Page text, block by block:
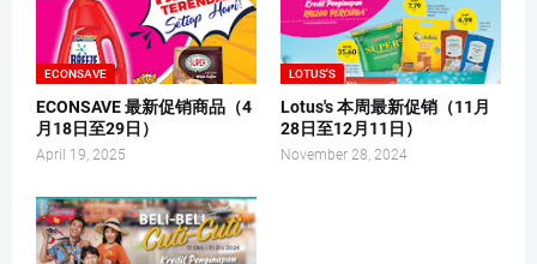
ECONSAVE
ECONSAVE 最新促销商品（4
月18日至29日）
April 19, 2025
LOTUS'S
Lotus's 本周最新促销（11月
28日至12月11日）
November 28, 2024